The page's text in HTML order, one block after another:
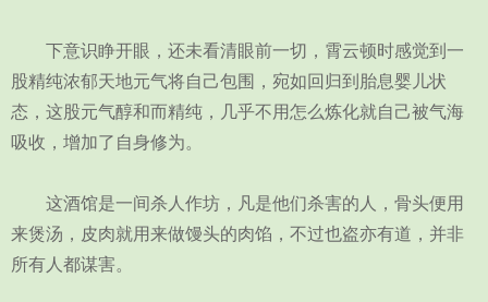
下意识睁开眼，还未看清眼前一切，霄云顿时感觉到一
股精纯浓郁天地元气将自己包围，宛如回归到胎息婴儿状
态，这股元气醇和而精纯，几乎不用怎么炼化就自己被气海
吸收，增加了自身修为。
这酒馆是一间杀人作坊，凡是他们杀害的人，骨头便用
来煲汤，皮肉就用来做馒头的肉馅，不过也盗亦有道，并非
所有人都谋害。